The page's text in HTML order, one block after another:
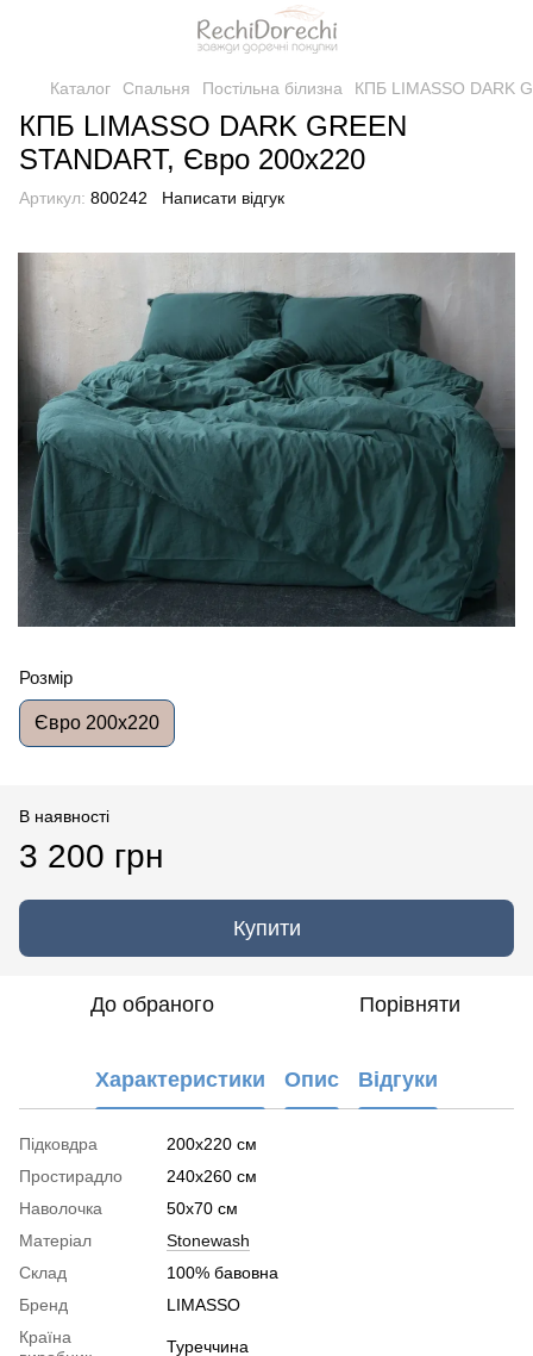
Каталог Спальня Постільна білизна КПБ LIMASSO DARK
КПБ LIMASSO DARK GREEN
STANDART, Євро 200x220
Артикул: 800242 Написати відгук
Розмір
Євро 200x220
В наявності
3 200 грн
Купити
До обраного Порівняти
Характеристики Опис Відгуки
Підковдра
200x220 см
Простирадло
240x260 см
Наволочка
50x70 см
Матеріал
Stonewash
Склад
100% бавовна
Бренд
LIMASSO
Країна
Туреччина